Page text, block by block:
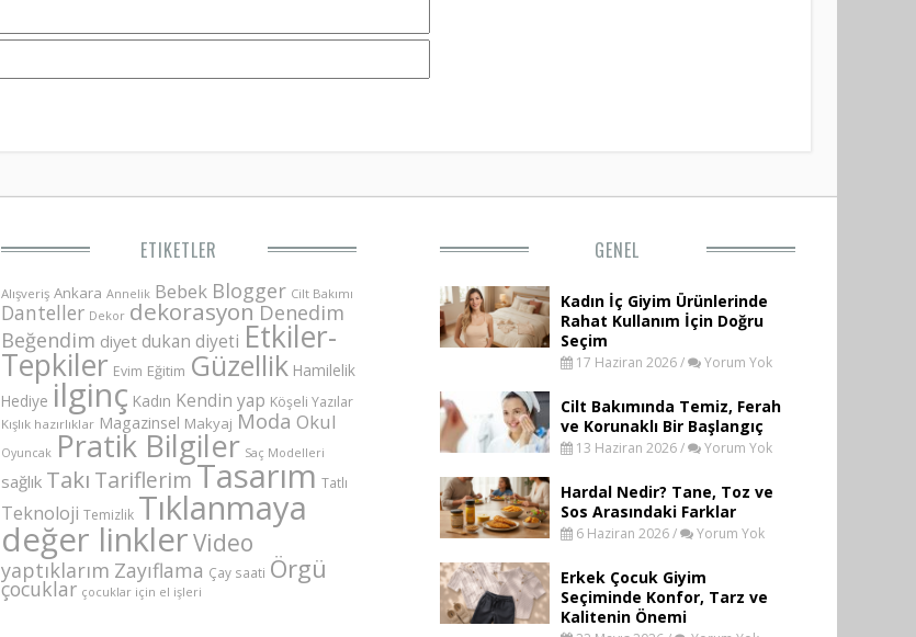
ETIKETLER
Alışveriş Ankara Annelik Bebek Blogger Cilt Bakımı
Danteller Dekor dekorasyon Denedim
Beğendim diyet dukan diyeti Etkiler-
Tepkiler Evim Eğitim Güzellik Hamilelik
Hediye ilginç Kadın Kendin yap Köşeli Yazılar
Kışlık hazırlıklar Magazinsel Makyaj Moda Okul
Oyuncak Pratik Bilgiler Saç Modelleri
sağlık Takı Tariflerim Tasarım Tatlı
Teknoloji Temizlik Tıklanmaya
değer linklerVideo
yaptıklarım Zayıflama Çay saati Örgü
çocuklar çocuklar için el işleri
GENEL
Kadın İç Giyim Ürünlerinde
Rahat Kullanım İçin Doğru
Seçim
17 Haziran 2026 / Yorum Yok
Cilt Bakımında Temiz, Ferah
ve Korunaklı Bir Başlangıç
13 Haziran 2026 / Yorum Yok
Hardal Nedir? Tane, Toz ve
Sos Arasındaki Farklar
6 Haziran 2026 / Yorum Yok
Erkek Çocuk Giyim
Seçiminde Konfor, Tarz ve
Kalitenin Önemi